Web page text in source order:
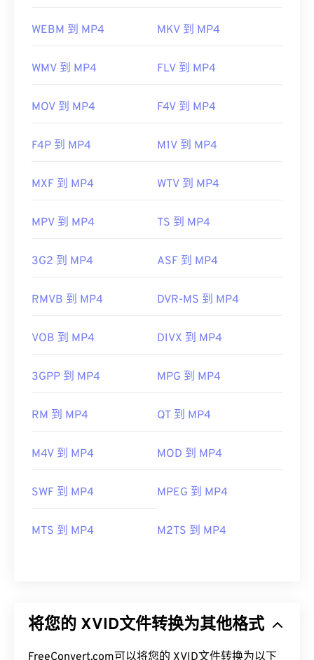
WEBM 到 MP4 MKV 到 MP4
WMV 到 MP4 FLV 到 MP4
MOV 到 MP4 F4V 到 MP4
F4P 到 MP4 M1V 到 MP4
MXF 到 MP4 WTV 到 MP4
MPV 到 MP4 TS 到 MP4
3G2 到 MP4 ASF 到 MP4
RMVB 到 MP4 DVR-MS 到 MP4
VOB 到 MP4 DIVX 到 MP4
3GPP 到 MP4 MPG 到 MP4
RM 到 MP4 QT 到 MP4
M4V 到 MP4 MOD 到 MP4
SWF 到 MP4 MPEG 到 MP4
MTS 到 MP4 M2TS 到 MP4
将您的 XVID文件转换为其他格式